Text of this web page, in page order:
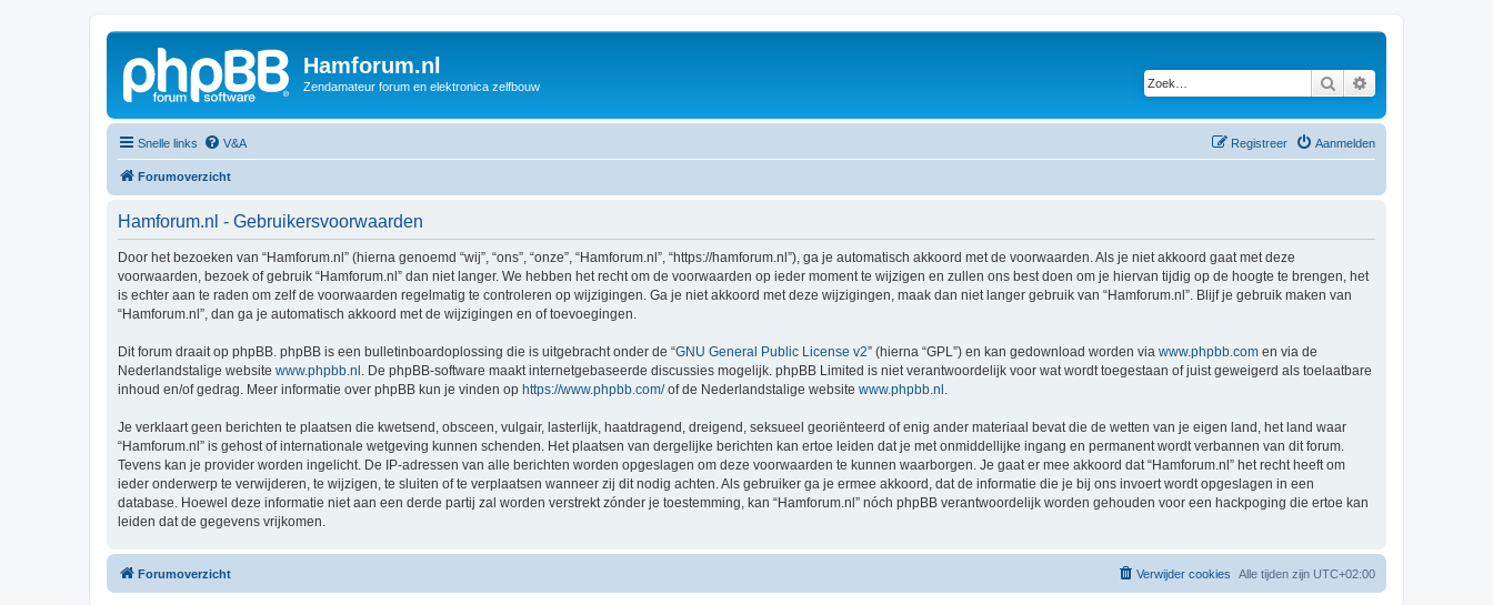
Hamforum.nl
Zendamateur forum en elektronica zelfbouw Zoek
Snelle links V&A Aanmelden
Registreer
Forumoverzicht
Hamforum.nl - Gebruikersvoorwaarden
Door het bezoeken van “Hamforum.nl” (hierna genoemd “wij”, “ons”, “onze”, “Hamforum.nl”, “https://hamforum.nl”), ga je automatisch akkoord met de voorwaarden. Als je niet akkoord gaat met deze
voorwaarden, bezoek of gebruik “Hamforum.nl” dan niet langer. We hebben het recht om de voorwaarden op ieder moment te wijzigen en zullen ons best doen om je hiervan tijdig op de hoogte te brengen, het
is echter aan te raden om zelf de voorwaarden regelmatig te controleren op wijzigingen. Ga je niet akkoord met deze wijzigingen, maak dan niet langer gebruik van “Hamforum.nl”. Blijf je gebruik maken van
“Hamforum.nl”, dan ga je automatisch akkoord met de wijzigingen en of toevoegingen.
Dit forum draait op phpBB. phpBB is een bulletinboardoplossing die is uitgebracht onder de “GNU General Public License v2” (hierna “GPL”) en kan gedownload worden via www.phpbb.com en via de
Nederlandstalige website www.phpbb.nl . De phpBB-software maakt internetgebaseerde discussies mogelijk. phpBB Limited is niet verantwoordelijk voor wat wordt toegestaan of juist geweigerd als toelaatbare
inhoud en/of gedrag. Meer informatie over phpBB kun je vinden op https://www.phpbb.com/of de Nederlandstalige website www.phpbb.nl
Je verklaart geen berichten te plaatsen die kwetsend, obsceen, vulgair, lasterlijk, haatdragend, dreigend, seksueel georiënteerd of enig ander materiaal bevat die de wetten van je eigen land, het land waar
“Hamforum.nl” is gehost of internationale wetgeving kunnen schenden. Het plaatsen van dergelijke berichten kan ertoe leiden dat je met onmiddellijke ingang en permanent wordt verbannen van dit forum.
Tevens kan je provider worden ingelicht. De IP-adressen van alle berichten worden opgeslagen om deze voorwaarden te kunnen waarborgen. Je gaat er mee akkoord dat “Hamforum.nl” het recht heeft om
ieder onderwerp te verwijderen, te wijzigen, te sluiten of te verplaatsen wanneer zij dit nodig achten. Als gebruiker ga je ermee akkoord, dat de informatie die je bij ons invoert wordt opgeslagen in een
database. Hoewel deze informatie niet aan een derde partij zal worden verstrekt zónder je toestemming, kan “Hamforum.nl” nóch phpBB verantwoordelijk worden gehouden voor een hackpoging die ertoe kan
leiden dat de gegevens vrijkomen.
Forumoverzicht Alle tijden zijn UTC+02:00
Verwijder cookies